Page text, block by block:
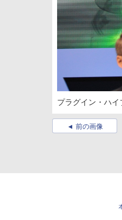
プラグイン・ハ
前の画像